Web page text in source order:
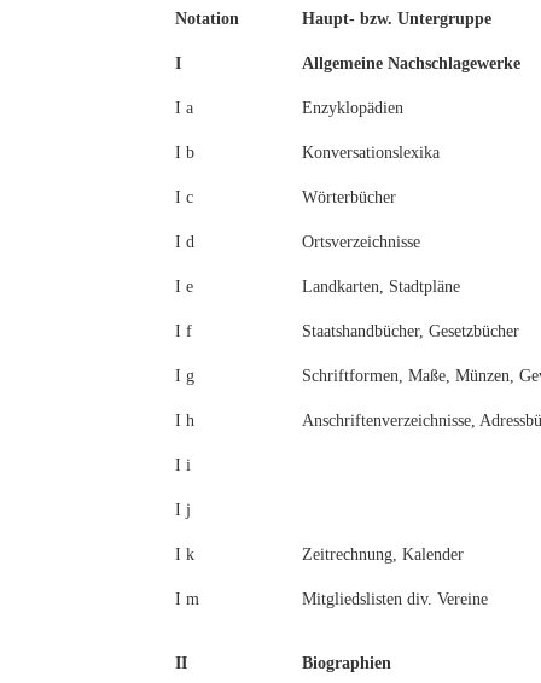
Notation Haupt- bzw. Untergruppe
I Allgemeine Nachschlagewerke
I a Enzyklopädien
I b Konversationslexika
I c Wörterbücher
I d Ortsverzeichnisse
I e Landkarten, Stadtpläne
I f Staatshandbücher, Gesetzbücher
I g Schriftformen, Maße, Münzen,
I h Anschriftenverzeichnisse,
I i
I j
I k Zeitrechnung, Kalender
I m Mitgliedslisten div. Vereine
II Biographien